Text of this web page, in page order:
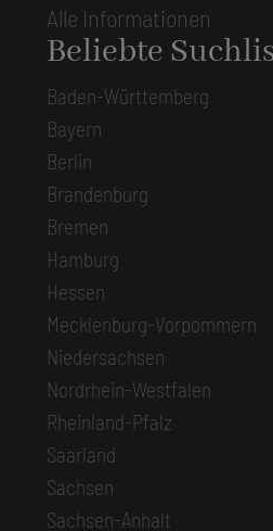
Alle Informationen
Beliebte
Baden-Württemberg
Bayern
Berlin
Brandenburg
Bremen
Hamburg
Hessen
Mecklenburg-Vorpommern
Niedersachsen
Nordrhein-Westfalen
Rheinland-Pfalz
Saarland
Sachsen
Sachsen-Anhalt